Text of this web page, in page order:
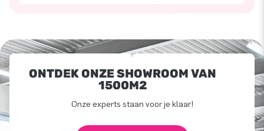
ONTDEK ONZE SHOWROOM VAN
1500M2
Onze experts staan voor je klaar!